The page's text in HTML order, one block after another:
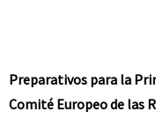
Preparativos para la
Comité Europeo de las